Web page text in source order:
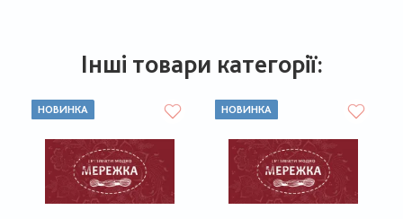
Інші товари категорії:
НОВИНКА НОВИНКА